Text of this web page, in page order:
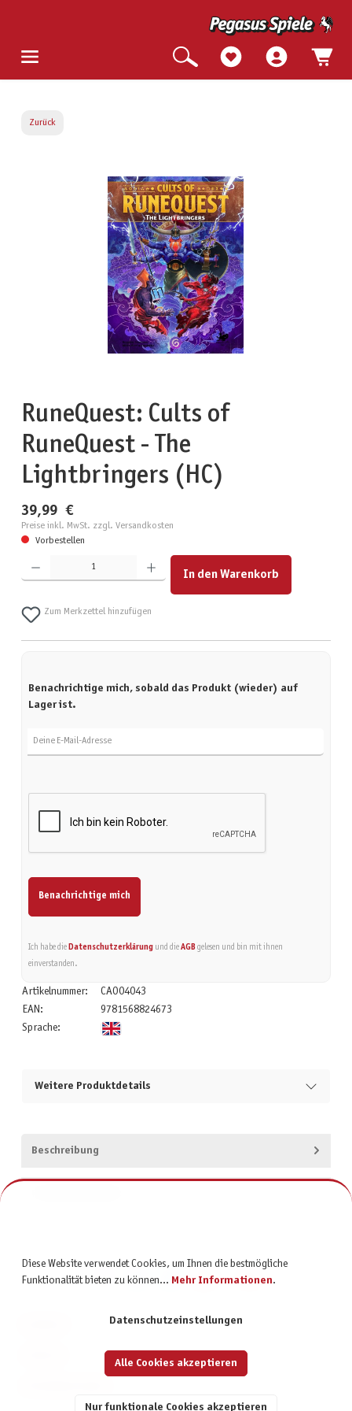
Zurück
Bildergalerie überspringen
RuneQuest: Cults of
RuneQuest - The
Lightbringers (HC)
39,99 €
Preise inkl. MwSt. zzgl. Versandkosten
Vorbestellen
Produkt Anzahl: Gib den gewünschten Wert ein oder benutze die Schaltflächen um die Anzahl zu
In den Warenkorb
Zum Merkzettel hinzufügen
Benachrichtige mich, sobald das Produkt (wieder) auf
Lager ist.
Benachrichtige mich
Ich habe die Datenschutzerklärungund die AGBgelesen und bin mit ihnen
einverstanden.
Artikelnummer:
CAO04043
EAN:
9781568824673
Sprache:
Weitere Produktdetails
Beschreibung
Diese Website verwendet Cookies, um Ihnen die bestmögliche
Funktionalität bieten zu können... Mehr Informationen.
Datenschutzeinstellungen
Nur funktionale Cookies akzeptieren
Alle Cookies akzeptieren